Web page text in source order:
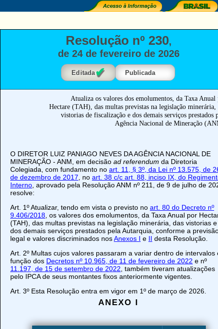
Resolução nº 230,
de 24 de fevereiro de 2026
Editada✔ Publicada
Atualiza os valores dos emolumentos, da Taxa Anual
Hectare (TAH), das multas previstas na legislação minerária,
vistorias de fiscalização e dos demais serviços prestados
Agência Nacional de Mineração
O DIRETOR LUIZ PANIAGO NEVES DA AGÊNCIA NACIONAL DE
MINERAÇÃO - ANM, em decisão ad referendum da Diretoria
Colegiada, com fundamento no art. 11, § 3º, da Lei nº 13.575, de
de dezembro de 2017 , no art. 38 c/c art. 88, inciso IX, do
Interno , aprovado pela Resolução ANM nº 211, de 9 de julho de
resolve:
Art. 1º Atualizar, tendo em vista o previsto no art. 80 do Decreto nº
9.406/2018 , os valores dos emolumentos, da Taxa Anual por
(TAH), das multas previstas na legislação minerária, das vistorias e
dos demais serviços prestados pela Autarquia, conforme a
legal e valores discriminados nosAnexos I e II desta Resolução.
Art. 2º Multas cujos valores passaram a variar dentro de intervalos
função dos Decretos nº 10.965, de 11 de fevereiro de 2022 e nº
11.197, de 15 de setembro de 2022 , também tiveram atualizações
pelo IPCA de seus montantes fixos anteriormente vigentes.
Art. 3º Esta Resolução entra em vigor em 1º de março de 2026.
ANEXO I